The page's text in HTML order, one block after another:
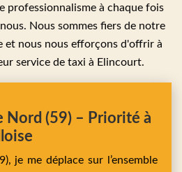
professionnalisme à chaque fois
Nous sommes fiers de notre
et nous nous efforçons d'offrir à
service de taxi à Elincourt.
Nord (59) – Priorité à
je me déplace sur l’ensemble